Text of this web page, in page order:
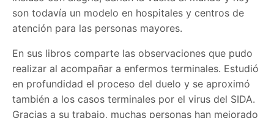
son todavía un modelo en hospitales y centros de
atención para las personas mayores.
En sus libros comparte las observaciones que pudo
realizar al acompañar a enfermos terminales. Estudió
en profundidad el proceso del duelo y se aproximó
también a los casos terminales por el virus del SIDA.
Gracias a su trabajo, muchas personas han mejorado